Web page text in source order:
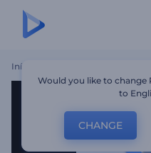
Início
Would you like to change
to
CHANGE